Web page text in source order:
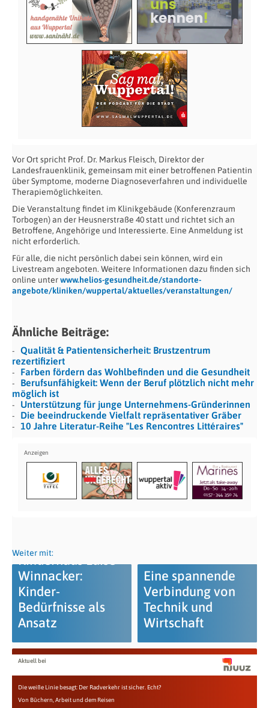
Vor Ort spricht Prof. Dr. Markus Fleisch, Direktor der
Landesfrauenklinik, gemeinsam mit einer betroffenen Patientin
über Symptome, moderne Diagnoseverfahren und individuelle
Therapiemöglichkeiten.
Die Veranstaltung findet im Klinikgebäude (Konferenzraum
Torbogen) an der Heusnerstraße 40 statt und richtet sich an
Betroffene, Angehörige und Interessierte. Eine Anmeldung ist
nicht erforderlich.
Für alle, die nicht persönlich dabei sein können, wird ein
Livestream angeboten. Weitere Informationen dazu finden sich
online unterwww.helios-gesundheit.de/standorte-
angebote/kliniken/wuppertal/aktuelles/veranstaltungen/
Ähnliche Beiträge:
Qualität & Patientensicherheit: Brustzentrum
rezertifiziert
Farben fördern das Wohlbefinden und die Gesundheit
Berufsunfähigkeit: Wenn der Beruf plötzlich nicht mehr
möglich ist
Unterstützung für junge Unternehmens-Gründerinnen
Die beeindruckende Vielfalt repräsentativer Gräber
10 Jahre Literatur-Reihe "Les Rencontres Littéraires"
Weiter mit:
Kinderhaus Luise
Winnacker:
Kinder-
Bedürfnisse als
Ansatz
Eine spannende
Verbindung von
Technik und
Wirtschaft
Aktuell bei
Die weiße Linie besagt: Der Radverkehr ist sicher. Echt?
Von Büchern, Arbeit und dem Reisen